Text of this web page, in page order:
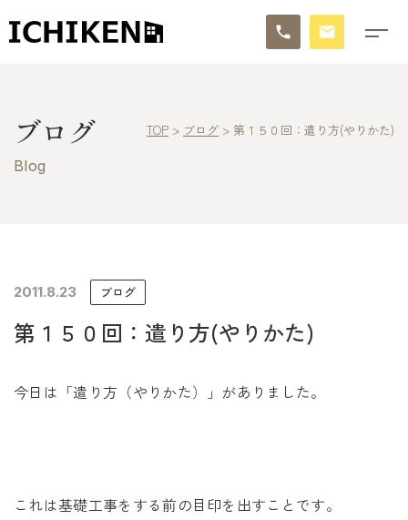
ブログ
イチケンの家づくり
モデルハウス
ブログ
Blog
TOP > ブログ > 第１５０回：遣り方(やりかた)
2011.8.23 ブログ
第１５０回：遣り方(やりかた)
今日は「遣り方（やりかた）」がありました。
これは基礎工事をする前の目印を出すことです。